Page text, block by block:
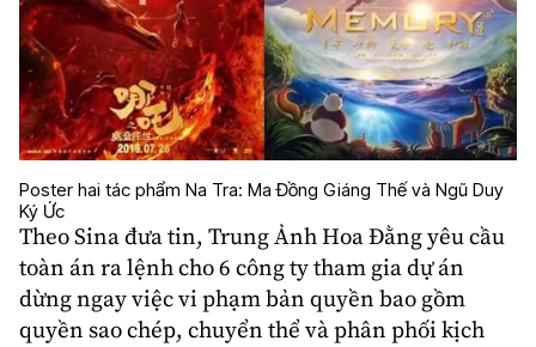
Poster hai tác phẩm Na Tra: Ma Đồng Giáng Thế và Ngũ Duy
Ký Ức
Theo Sina đưa tin, Trung Ảnh Hoa Đằng yêu cầu
toàn án ra lệnh cho 6 công ty tham gia dự án
dừng ngay việc vi phạm bản quyền bao gồm
quyền sao chép, chuyển thể và phân phối kịch